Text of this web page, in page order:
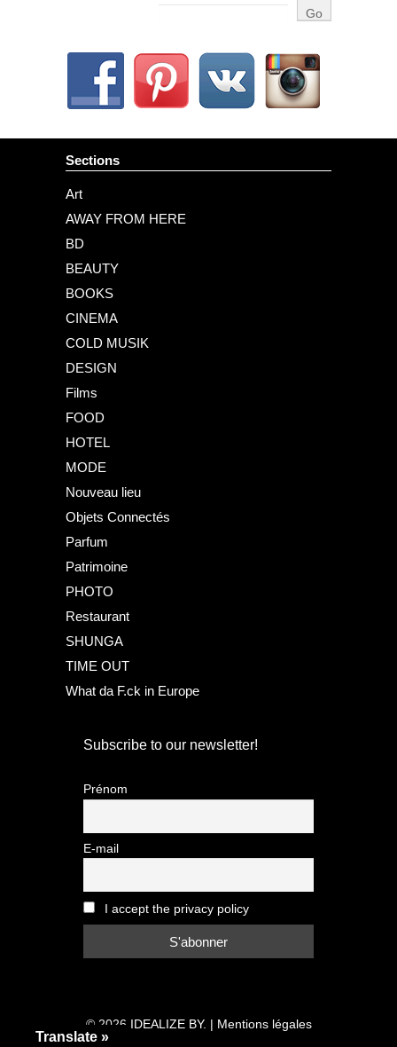
Sections
Art
AWAY FROM HERE
BD
BEAUTY
BOOKS
CINEMA
COLD MUSIK
DESIGN
Films
FOOD
HOTEL
MODE
Nouveau lieu
Objets Connectés
Parfum
Patrimoine
PHOTO
Restaurant
SHUNGA
TIME OUT
What da F.ck in Europe
Subscribe to our newsletter!
Prénom
E-mail
I accept the privacy policy
© 2026 IDEALIZE BY. | Mentions légales
Translate »